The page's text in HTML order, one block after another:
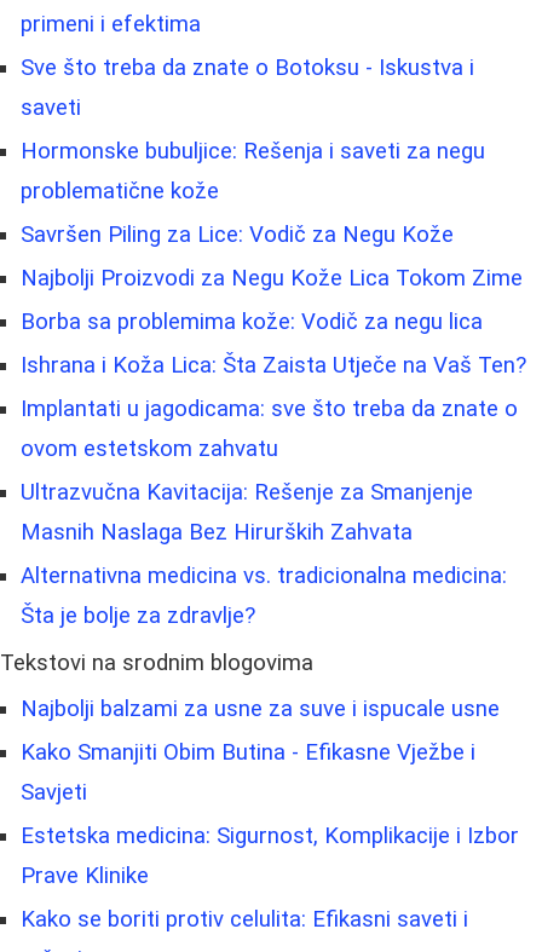
primeni i efektima
Sve što treba da znate o Botoksu - Iskustva i
saveti
Hormonske bubuljice: Rešenja i saveti za negu
problematične kože
Savršen Piling za Lice: Vodič za Negu Kože
Najbolji Proizvodi za Negu Kože Lica Tokom Zime
Borba sa problemima kože: Vodič za negu lica
Ishrana i Koža Lica: Šta Zaista Utječe na Vaš Ten?
Implantati u jagodicama: sve što treba da znate o
ovom estetskom zahvatu
Ultrazvučna Kavitacija: Rešenje za Smanjenje
Masnih Naslaga Bez Hirurških Zahvata
Alternativna medicina vs. tradicionalna medicina:
Šta je bolje za zdravlje?
Tekstovi na srodnim blogovima
Najbolji balzami za usne za suve i ispucale usne
Kako Smanjiti Obim Butina - Efikasne Vježbe i
Savjeti
Estetska medicina: Sigurnost, Komplikacije i Izbor
Prave Klinike
Kako se boriti protiv celulita: Efikasni saveti i